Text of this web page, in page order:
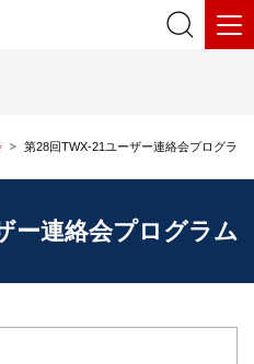
第28回TWX-21ユーザー連絡会プログラ
ー連絡会プログラム